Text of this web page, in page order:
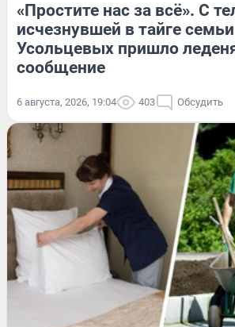
«Простите нас за всё». С
исчезнувшей в тайге семьи
Усольцевых пришло
сообщение
6 августа, 2026, 19:04 403 Обсудить